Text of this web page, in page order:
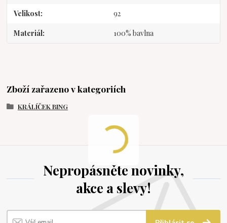
Velikost 92
Materiál 100% bavlna
Zboží zařazeno v kategoriích
KRÁLÍČEK BING
Nepropásněte novinky,
akce a slevy!